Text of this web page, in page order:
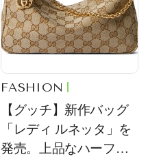
FASHION
【グッチ】新作バッグ
「レディ ルネッタ」を
発売。上品なハーフム